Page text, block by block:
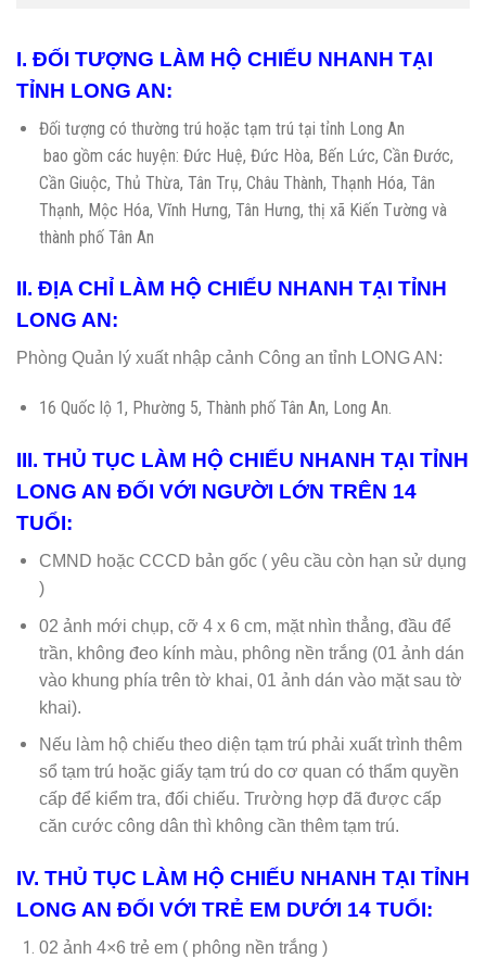
I. ĐỐI TƯỢNG LÀM HỘ CHIẾU NHANH TẠI
TỈNH LONG AN:
Đối tượng có thường trú hoặc tạm trú tại tỉnh Long An
bao gồm các huyện: Đức Huệ, Đức Hòa, Bến Lức, Cần Đước,
Cần Giuộc, Thủ Thừa, Tân Trụ, Châu Thành, Thạnh Hóa, Tân
Thạnh, Mộc Hóa, Vĩnh Hưng, Tân Hưng, thị xã Kiến Tường và
thành phố Tân An
II. ĐỊA CHỈ LÀM HỘ CHIẾU NHANH TẠI TỈNH
LONG AN:
Phòng Quản lý xuất nhập cảnh Công an tỉnh LONG AN:
16 Quốc lộ 1, Phường 5, Thành phố Tân An, Long An.
III. THỦ TỤC LÀM HỘ CHIẾU NHANH TẠI TỈNH
LONG AN ĐỐI VỚI NGƯỜI LỚN TRÊN 14
TUỔI:
CMND hoặc CCCD bản gốc ( yêu cầu còn hạn sử dụng
)
02 ảnh mới chụp, cỡ 4 x 6 cm, mặt nhìn thẳng, đầu để
trần, không đeo kính màu, phông nền trắng (01 ảnh dán
vào khung phía trên tờ khai, 01 ảnh dán vào mặt sau tờ
khai).
Nếu làm hộ chiếu theo diện tạm trú phải xuất trình thêm
sổ tạm trú hoặc giấy tạm trú do cơ quan có thẩm quyền
cấp để kiểm tra, đối chiếu. Trường hợp đã được cấp
căn cước công dân thì không cần thêm tạm trú.
IV. THỦ TỤC LÀM HỘ CHIẾU NHANH TẠI TỈNH
LONG AN ĐỐI VỚI TRẺ EM DƯỚI 14 TUỔI:
02 ảnh 4×6 trẻ em ( phông nền trắng )